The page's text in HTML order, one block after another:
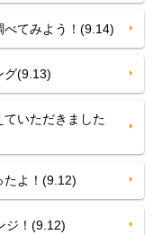
てみよう！(9.14)
(9.13)
いただきました
よ！(9.12)
！(9.12)